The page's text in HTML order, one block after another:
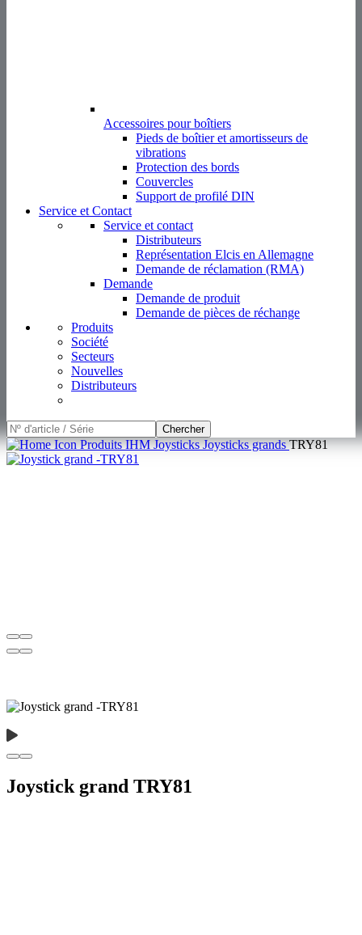
Accessoires pour boîtiers
Pieds de boîtier et amortisseurs de
vibrations
Protection des bords
Couvercles
Support de profilé DIN
Service et Contact
Service et contact
Distributeurs
Représentation Elcis en Allemagne
Demande de réclamation (RMA)
Demande
Demande de produit
Demande de pièces de réchange
Produits
Société
Secteurs
Nouvelles
Distributeurs
Chercher
Produits IHMJoysticksJoysticks grandsTRY81
Joystick grand TRY81